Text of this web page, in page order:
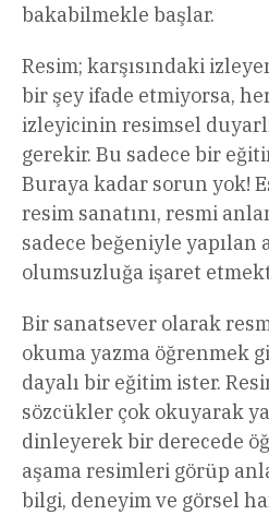
bakabilmekle başlar.
Resim; karşısındaki
bir şey ifade etmiyorsa,
izleyicinin resimsel
gerekir. Bu sadece bir
Buraya kadar sorun yok!
resim sanatını, resmi
sadece beğeniyle yapılan
olumsuzluğa işaret
Bir sanatsever olarak
okuma yazma öğrenmek
dayalı bir eğitim ister.
sözcükler çok okuyarak
dinleyerek bir derecede
aşama resimleri görüp
bilgi, deneyim ve görsel